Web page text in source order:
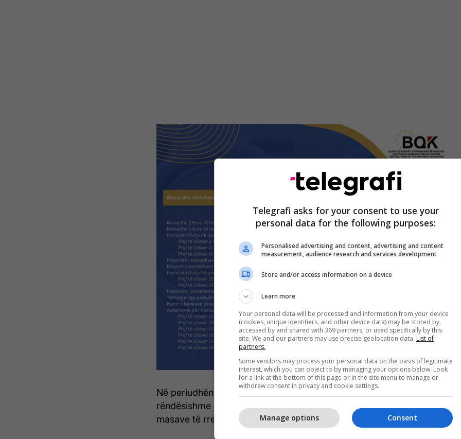
Në periudhën deri në prill 2024, BQK ka arritur disa rezultate të
rëndësishme në luftën kundër parave të falsifikuara dhe zbatimin e
masave të rregullores për operacione me para të gatshme:
Telegrafi asks for your consent to use your
personal data for the following purposes:
Personalised advertising and content, advertising and content
measurement, audience research and services development
Store and/or access information on a device
Learn more
Your personal data will be processed and information from your device
(cookies, unique identifiers, and other device data) may be stored by,
accessed by and shared with 369 partners, or used specifically by this
site. We and our partners may use precise geolocation data. List of
partners.
Some vendors may process your personal data on the basis of legitimate
interest, which you can object to by managing your options below. Look
for a link at the bottom of this page or in the site menu to manage or
withdraw consent in privacy and cookie settings.
Consent
Manage options